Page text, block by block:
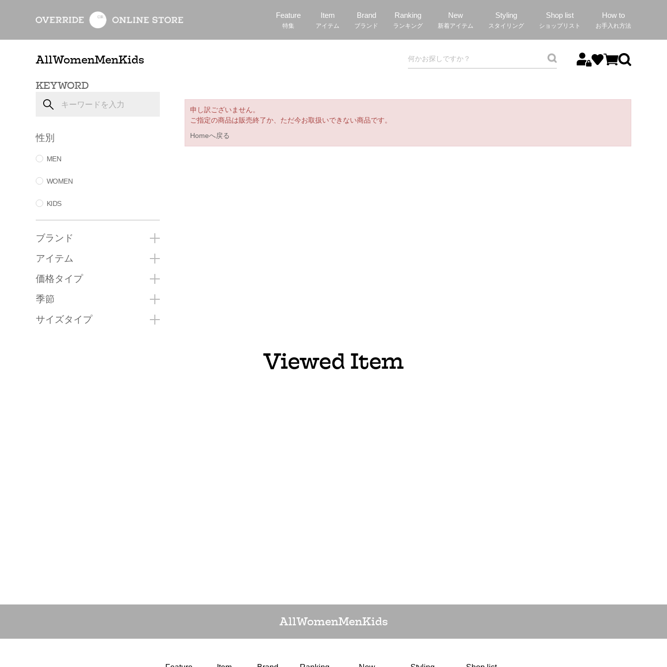
Feature
特集
Item
アイテム
Brand
ブランド
Ranking
ランキング
New
新着アイテム
Styling
スタイリング
Shop list
ショップリスト
How to
お手入れ方法
AllWomenMenKids
KEYWORD
性別
MEN
WOMEN
KIDS
ブランド
アイテム
価格タイプ
季節
サイズタイプ
申し訳ございません。
ご指定の商品は販売終了か、ただ今お取扱いできない商品です。
Homeへ戻る
Viewed Item
AllWomenMenKids